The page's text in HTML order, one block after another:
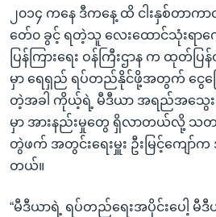
၂၀၁၄ ကနေ ဒီကနေ့ ထိ ငါးနှစ်တာက
တ်ေ၀ ခွင့် ရတဲ့သူ လေးထောင်သုံးရာကျ
ပြန်ကြားရေး ဝန်ကြီးဌာန က ထုတ်ပ
မှာ ရေရှည် ရပ်တည်နိုင်ဖို့အတွက် ငွေ
တဲ့အခါ ကိုယ့်ရဲ့ မီဒီယာ အရည်အသွေးပို
မှာ အားနည်းမှုတွေ ရှိလာတယ်လို့ သတ
တွဲဖက် အတွင်းရေးမှူး ဦးမြင့်ကျော်က
တယ်။
“မီဒီယာရဲ့ ရပ်တည်ရေးအပိုင်းပေါ့